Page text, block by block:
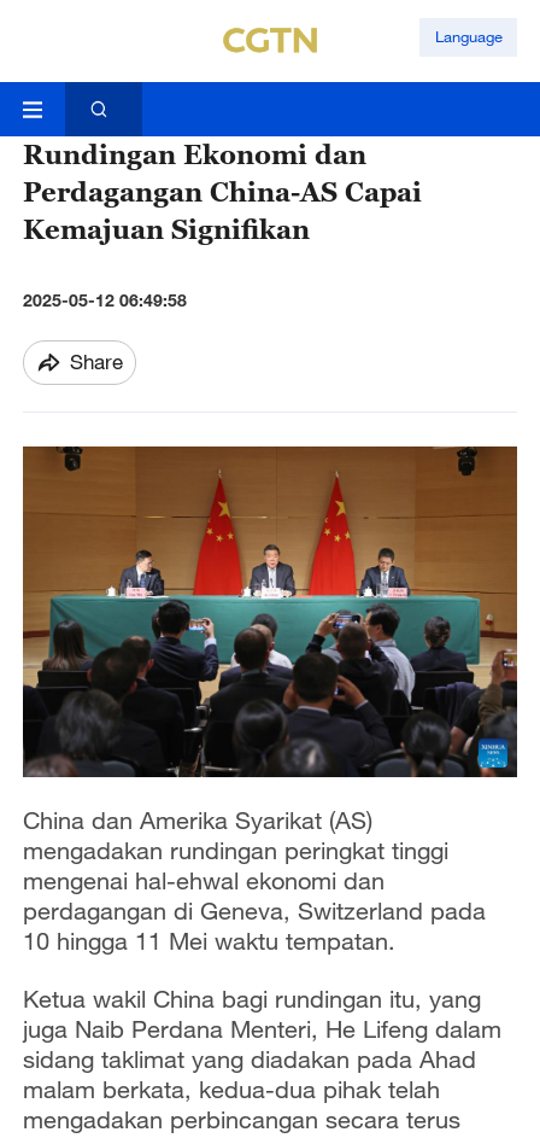
Language
Rundingan Ekonomi dan
Perdagangan China-AS Capai
Kemajuan Signifikan
2025-05-12 06:49:58
Share
China dan Amerika Syarikat (AS)
mengadakan rundingan peringkat tinggi
mengenai hal-ehwal ekonomi dan
perdagangan di Geneva, Switzerland pada
10 hingga 11 Mei waktu tempatan.
Ketua wakil China bagi rundingan itu, yang
juga Naib Perdana Menteri, He Lifeng dalam
sidang taklimat yang diadakan pada Ahad
malam berkata, kedua-dua pihak telah
mengadakan perbincangan secara terus